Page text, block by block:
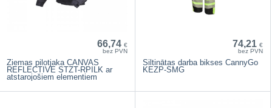
66,74 €
bez PVN
Ziemas pilotjaka CANVAS
REFLECTIVE STZT-RPILK ar
atstarojošiem elementiem
74,21 €
bez PVN
Siltinātas darba bikses CannyGo
KEZP-SMG